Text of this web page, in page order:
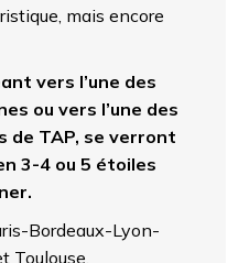
mais encore
vers l’une des
ou vers l’une des
de TAP, se verront
3-4 ou 5 étoiles
Bordeaux-Lyon-
Toulouse.